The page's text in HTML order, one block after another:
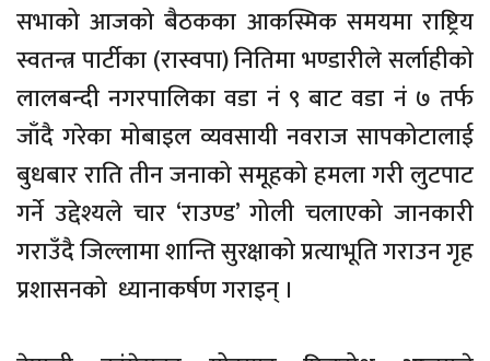
सभाको आजको बैठकका आकस्मिक समयमा राष्ट्रिय
स्वतन्त्र पार्टीका (रास्वपा) नितिमा भण्डारीले सर्लाहीको
लालबन्दी नगरपालिका वडा नं ९ बाट वडा नं ७ तर्फ
जाँदै गरेका मोबाइल व्यवसायी नवराज सापकोटालाई
बुधबार राति तीन जनाको समूहको हमला गरी लुटपाट
गर्ने उद्देश्यले चार ‘राउण्ड’ गोली चलाएको जानकारी
गराउँदै जिल्लामा शान्ति सुरक्षाको प्रत्याभूति गराउन गृह
प्रशासनको ध्यानाकर्षण गराइन् ।